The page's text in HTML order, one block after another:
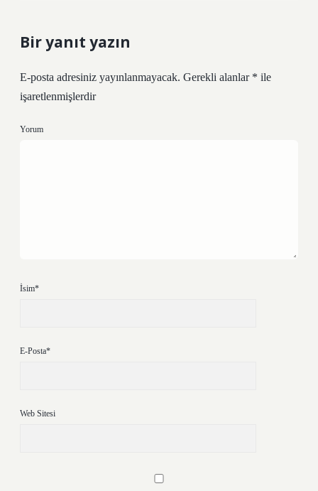
Bir yanıt yazın
E-posta adresiniz yayınlanmayacak. Gerekli alanlar * ile
işaretlenmişlerdir
Yorum
İsim*
E-Posta*
Web Sitesi